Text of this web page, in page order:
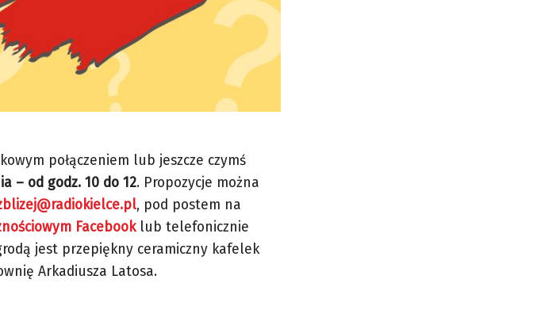
połączeniem lub jeszcze czymś
– od godz. 10 do 12. Propozycje można
, pod postem na
Facebooklub telefonicznie
jest przepiękny ceramiczny kafelek
Arkadiusza Latosa.